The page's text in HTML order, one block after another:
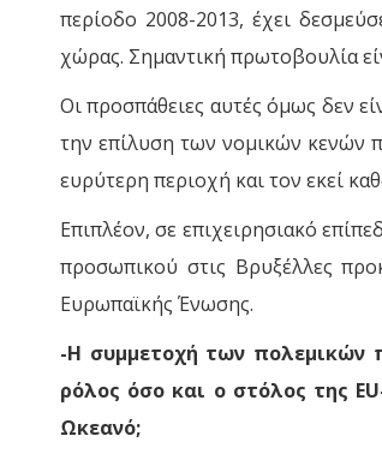
περίοδο 2008-2013, έχει
χώρας. Σημαντική πρωτοβουλία
Οι προσπάθειες αυτές όμως δεν
την επίλυση των νομικών κενών
ευρύτερη περιοχή και τον εκεί
Επιπλέον, σε επιχειρησιακό
προσωπικού στις Βρυξέλλες
Ευρωπαϊκής Ένωσης.
-Η συμμετοχή των πολεμικών
ρόλος όσο και ο στόλος της
Ωκεανό;